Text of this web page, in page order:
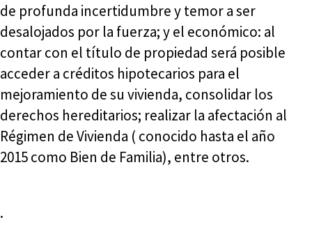
de profunda incertidumbre y temor a ser
desalojados por la fuerza; y el económico: al
contar con el título de propiedad será posible
acceder a créditos hipotecarios para el
mejoramiento de su vivienda, consolidar los
derechos hereditarios; realizar la afectación al
Régimen de Vivienda ( conocido hasta el año
2015 como Bien de Familia), entre otros.
.